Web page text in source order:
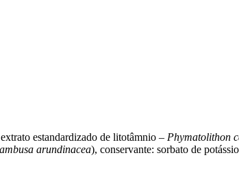
estandardizado de litotâmnio – Phymatolithon
arundinacea), conservante: sorbato de